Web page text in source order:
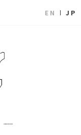
EN JP